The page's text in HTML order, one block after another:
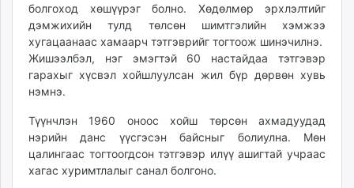
болгоход хөшүүрэг болно. Хөдөлмөр эрхлэлтийг
дэмжихийн тулд төлсөн шимтгэлийн хэмжээ
хугацаанаас хамаарч тэтгэврийг тогтоож шинэчилнэ.
Жишээлбэл, нэг эмэгтэй 60 настайдаа тэтгэвэр
гарахыг хүсвэл хойшлуулсан жил бүр дөрвөн хувь
нэмнэ.
Түүнчлэн 1960 оноос хойш төрсөн ахмадуудад
нэрийн данс үүсгэсэн байсныг болиулна. Мөн
цалингаас тогтоогдсон тэтгэвэр илүү ашигтай учраас
хагас хуримтлалыг санал болгоно.